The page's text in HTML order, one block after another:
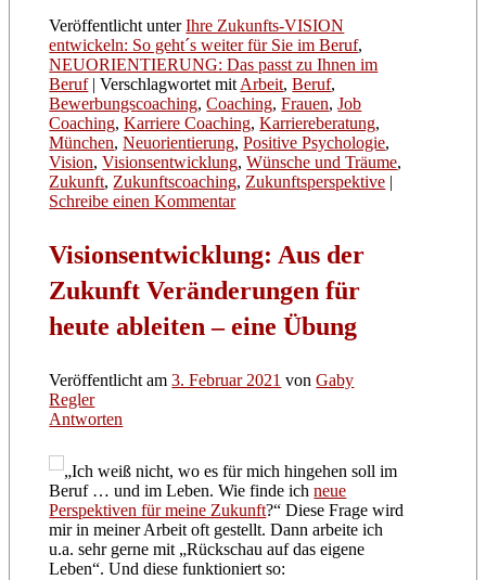
Veröffentlicht unter Ihre Zukunfts-VISION
entwickeln: So geht´s weiter für Sie im Beruf,
NEUORIENTIERUNG: Das passt zu Ihnen im
Beruf |Verschlagwortet mit Arbeit,Beruf,
Bewerbungscoaching,Coaching,Frauen,Job
Coaching,Karriere Coaching,Karriereberatung,
München,Neuorientierung,Positive Psychologie,
Vision,Visionsentwicklung,Wünsche und Träume,
Zukunft, Zukunftscoaching, Zukunftsperspektive |
Schreibe einen Kommentar
Visionsentwicklung: Aus der
Zukunft Veränderungen für
heute ableiten – eine Übung
Veröffentlicht am3. Februar 2021 vonGaby
Regler
Antworten
„Ich weiß nicht, wo es für mich hingehen soll im
Beruf … und im Leben. Wie finde ichneue
Perspektiven für meine Zukunft?“ Diese Frage wird
mir in meiner Arbeit oft gestellt. Dann arbeite ich
u.a. sehr gerne mit „Rückschau auf das eigene
Leben“. Und diese funktioniert so: